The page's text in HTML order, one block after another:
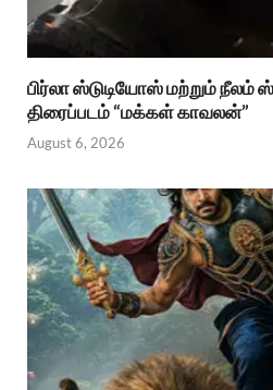
பிர்லா ஸ்டுடியோஸ் மற்றும் நீலம்
திரைப்படம் “மக்கள் காவலன்”
August 6, 2026